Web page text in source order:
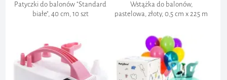
200 zł
Bezpośrednia płatność:
Częściowe zamówienie:
Patyczki do balonów "Standard
białe", 40 cm, 10 szt
Wstążka do balonów,
pastelowa, złoty, 0,5 cm x 225 m